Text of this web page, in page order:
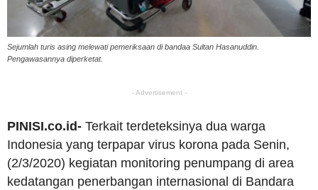
Sejumlah turis asing melewati pemeriksaan di bandaa Sultan Hasanuddin.
Pengawasannya diperketat.
- Advertisement -
PINISI.co.id- Terkait terdeteksinya dua warga
Indonesia yang terpapar virus korona pada Senin,
(2/3/2020) kegiatan monitoring penumpang di area
kedatangan penerbangan internasional di Bandara